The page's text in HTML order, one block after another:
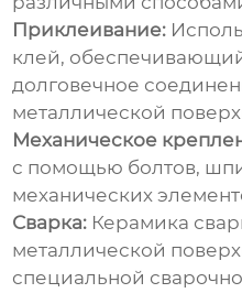
Приклеивание:
клей,
долговечное
металлической
Механическое
с помощью болтов,
механических
Сварка: Керамика
металлической
специальной